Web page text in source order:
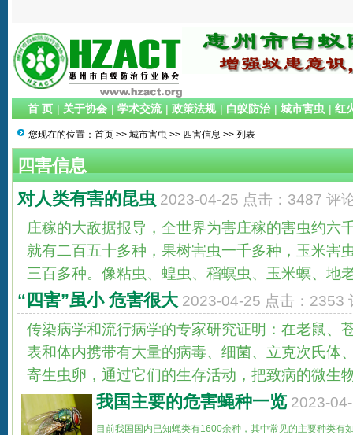
首 页 | 关于协会 | 学术交流 | 政策法规 | 白蚁防治 | 城市害虫 | 红
您现在的位置： 首页 >> 城市害虫 >> 四害信息 >> 列表
四害信息
对人类有害的昆虫 2023-04-25 点击：3487 评
庄稼的大敌据报导，全世界为害庄稼的害虫约六
就有二百五十多种，果树害虫一千多种，玉米害
三百多种。像粘虫、蝗虫、稻螟虫、玉米螟、地
“四害”虽小 危害很大 2023-04-25 点击：2353
传染病学和流行病学的专家研究证明：在老鼠、
表和体内携带有大量的病毒、细菌、立克次氏体
寄生虫卵，通过它们的生存活动，把致病的微生
我国主要的危害蝇种一览 2023-
目前我国国内已知蝇类有1600余种，其中常见的主要种类有